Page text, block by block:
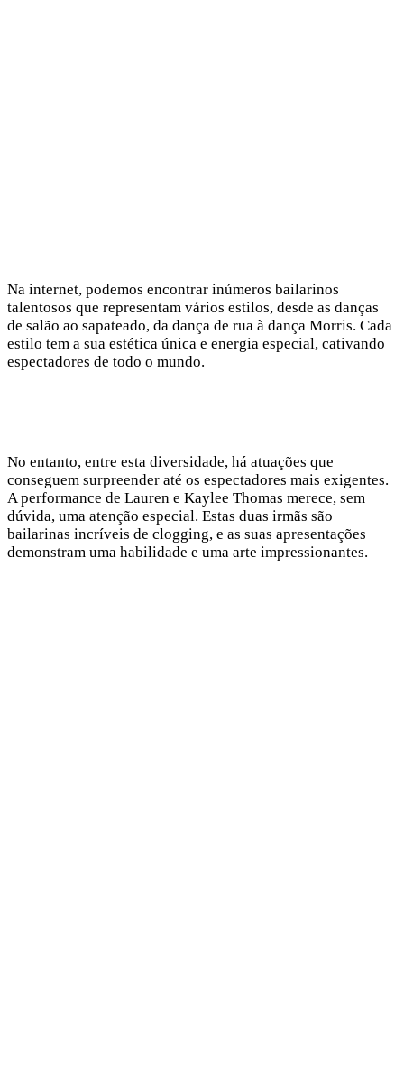
Na internet, podemos encontrar inúmeros bailarinos
talentosos que representam vários estilos, desde as danças
de salão ao sapateado, da dança de rua à dança Morris. Cada
estilo tem a sua estética única e energia especial, cativando
espectadores de todo o mundo.
No entanto, entre esta diversidade, há atuações que
conseguem surpreender até os espectadores mais exigentes.
A performance de Lauren e Kaylee Thomas merece, sem
dúvida, uma atenção especial. Estas duas irmãs são
bailarinas incríveis de clogging, e as suas apresentações
demonstram uma habilidade e uma arte impressionantes.